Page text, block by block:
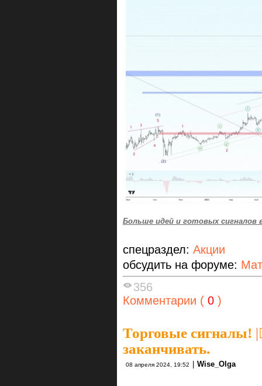
Больше идей и готовых сигналов
спецраздел: Акции
обсудить на форуме:
356
Комментарии ( 0 )
Торговые сигналы! |
заканчивать.
08 апреля 2024, 19:52 Wise_Olga